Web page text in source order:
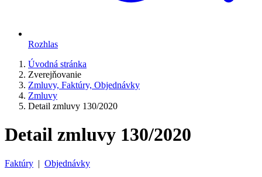
Rozhlas
Úvodná stránka
Zverejňovanie
Zmluvy, Faktúry, Objednávky
Zmluvy
Detail zmluvy 130/2020
Detail zmluvy 130/2020
Faktúry | Objednávky